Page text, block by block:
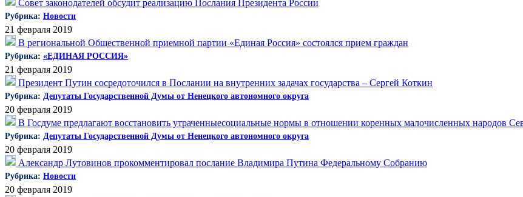
Совет законодателей обсудит реализацию Послания Президента России
Рубрика: Новости
21 февраля 2019
В региональной Общественной приемной партии «Единая Россия» состоялся прием граждан
Рубрика: «ЕДИНАЯ РОССИЯ»
21 февраля 2019
Президент Путин сосредоточился в Послании на внутренних задачах государства – Сергей Коткин
Рубрика: Депутаты Государственной Думы от Ненецкого автономного округа
20 февраля 2019
В Госдуме предлагают восстановить утраченныесоциальные нормы в отношении коренных малочисленных народов
Рубрика: Депутаты Государственной Думы от Ненецкого автономного округа
20 февраля 2019
Александр Лутовинов прокомментировал послание Владимира Путина Федеральному Собранию
Рубрика: Новости
20 февраля 2019